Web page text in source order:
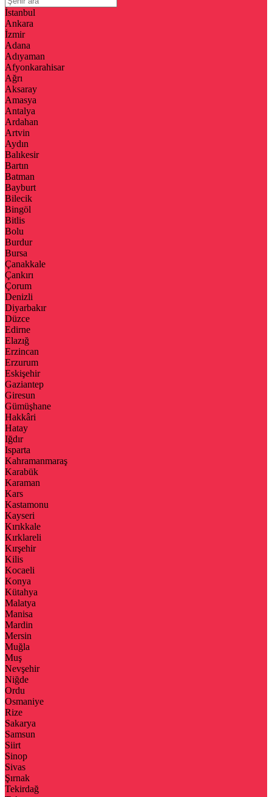
İstanbul
Ankara
İzmir
Adana
Adıyaman
Afyonkarahisar
Ağrı
Aksaray
Amasya
Antalya
Ardahan
Artvin
Aydın
Balıkesir
Bartın
Batman
Bayburt
Bilecik
Bingöl
Bitlis
Bolu
Burdur
Bursa
Çanakkale
Çankırı
Çorum
Denizli
Diyarbakır
Düzce
Edirne
Elazığ
Erzincan
Erzurum
Eskişehir
Gaziantep
Giresun
Gümüşhane
Hakkâri
Hatay
Iğdır
Isparta
Kahramanmaraş
Karabük
Karaman
Kars
Kastamonu
Kayseri
Kırıkkale
Kırklareli
Kırşehir
Kilis
Kocaeli
Konya
Kütahya
Malatya
Manisa
Mardin
Mersin
Muğla
Muş
Nevşehir
Niğde
Ordu
Osmaniye
Rize
Sakarya
Samsun
Siirt
Sinop
Sivas
Şırnak
Tekirdağ